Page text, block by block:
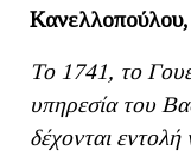
To1741, το
υπηρεσία του
δέχονται